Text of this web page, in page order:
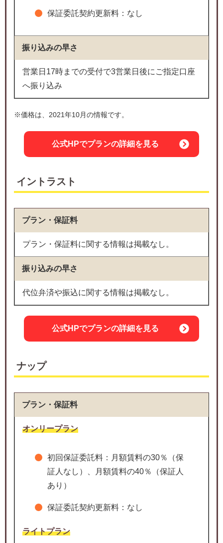
保証委託契約更新料：なし
振り込みの早さ
営業日17時までの受付で3営業日後にご指定口座
へ振り込み
※価格は、2021年10月の情報です。
公式HPでプランの詳細を見る
イントラスト
プラン・保証料
プラン・保証料に関する情報は掲載なし。
振り込みの早さ
代位弁済や振込に関する情報は掲載なし。
公式HPでプランの詳細を見る
ナップ
プラン・保証料
オンリープラン
初回保証委託料：月額賃料の30％（保
証人なし）、月額賃料の40％（保証人
あり）
保証委託契約更新料：なし
ライトプラン